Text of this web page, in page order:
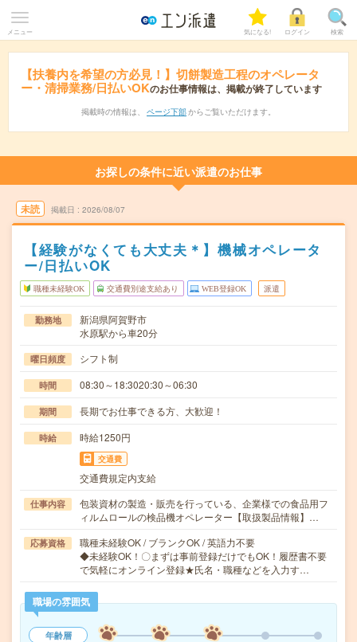
メニュー 気になる! ログイン 検索
【扶養内を希望の方必見！】切餅製造工程のオペレータ
ー・清掃業務/日払いOKのお仕事情報は、掲載が終了しています
掲載時の情報は、 ページ下部 からご覧いただけます。
お探しの条件に近い派遣のお仕事
未読 掲載日 2026/08/07
【経験がなくても大丈夫＊】機械オペレータ
ー/日払いOK
職種未経験OK 交通費別途支給あり WEB登録OK 派遣
勤務地
新潟県阿賀野市
水原駅から車20分
曜日頻度 シフト制
時間 08:30～18:3020:30～06:30
期間 長期でお仕事できる方、大歓迎！
時給 時給1250円
交通費
交通費規定内支給
仕事内容
包装資材の製造・販売を行っている、企業様での食品用フ
ィルムロールの検品機オペレーター【取扱製品情報】…
応募資格
職種未経験OK / ブランクOK / 英語力不要
◆未経験OK！〇まずは事前登録だけでもOK！履歴書不要
で気軽にオンライン登録★氏名・職種などを入力す…
職場の雰囲気
年齢層